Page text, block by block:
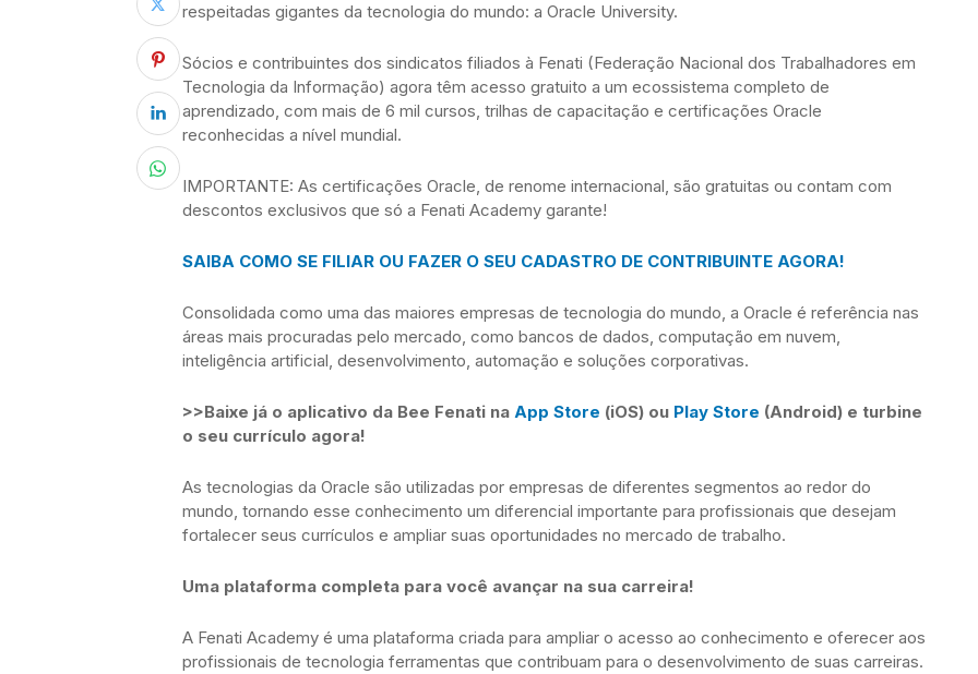
respeitadas gigantes da tecnologia do mundo: a Oracle University.
Sócios e contribuintes dos sindicatos filiados à Fenati (Federação Nacional dos Trabalhadores em
Tecnologia da Informação) agora têm acesso gratuito a um ecossistema completo de
aprendizado, com mais de 6 mil cursos, trilhas de capacitação e certificações Oracle
reconhecidas a nível mundial.
IMPORTANTE: As certificações Oracle, de renome internacional, são gratuitas ou contam com
descontos exclusivos que só a Fenati Academy garante!
SAIBA COMO SE FILIAR OU FAZER O SEU CADASTRO DE CONTRIBUINTE AGORA!
Consolidada como uma das maiores empresas de tecnologia do mundo, a Oracle é referência nas
áreas mais procuradas pelo mercado, como bancos de dados, computação em nuvem,
inteligência artificial, desenvolvimento, automação e soluções corporativas.
>>Baixe já o aplicativo da Bee Fenati na App Store (iOS) ou Play Store (Android) e turbine
o seu currículo agora!
As tecnologias da Oracle são utilizadas por empresas de diferentes segmentos ao redor do
mundo, tornando esse conhecimento um diferencial importante para profissionais que desejam
fortalecer seus currículos e ampliar suas oportunidades no mercado de trabalho.
Uma plataforma completa para você avançar na sua carreira!
A Fenati Academy é uma plataforma criada para ampliar o acesso ao conhecimento e oferecer aos
profissionais de tecnologia ferramentas que contribuam para o desenvolvimento de suas carreiras.